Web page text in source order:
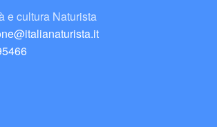
e cultura Naturista